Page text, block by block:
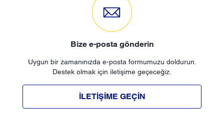
Bize e-posta gönderin
Uygun bir zamanınızda e-posta formumuzu doldurun.
Destek olmak için iletişime geçeceğiz.
İLETIŞIME GEÇIN